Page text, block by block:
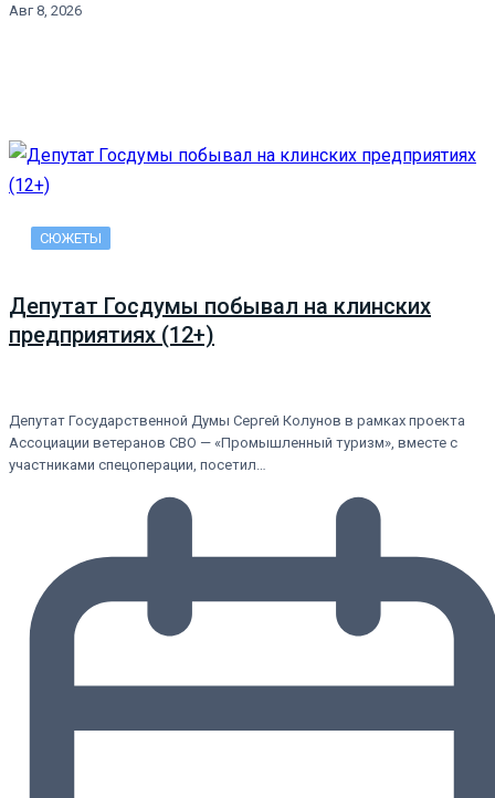
Авг 8, 2026
СЮЖЕТЫ
Депутат Госдумы побывал на клинских
предприятиях (12+)
Депутат Государственной Думы Сергей Колунов в рамках проекта
Ассоциации ветеранов СВО — «Промышленный туризм», вместе с
участниками спецоперации, посетил…